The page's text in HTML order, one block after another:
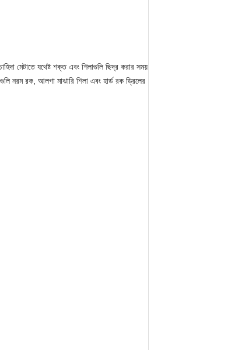
মেটাতে যথেষ্ট শক্ত এবং শিলাগুলি ছিদ্র করার সময়
নরম রক, আলগা মাঝারি শিলা এবং হার্ড রক ড্রিলের